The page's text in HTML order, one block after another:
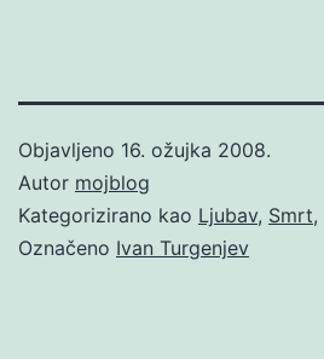
Objavljeno 16. ožujka 2008.
Autor mojblog
Kategorizirano kao Ljubav, Smrt,
Označeno Ivan Turgenjev